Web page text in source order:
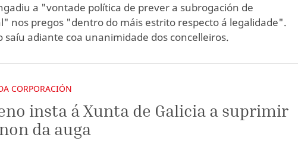
a "vontade política de prever a subrogación de
nos pregos "dentro do máis estrito respecto á legalidade".
saíu adiante coa unanimidade dos concelleiros.
CORPORACIÓN
insta á Xunta de Galicia a suprimir
da auga